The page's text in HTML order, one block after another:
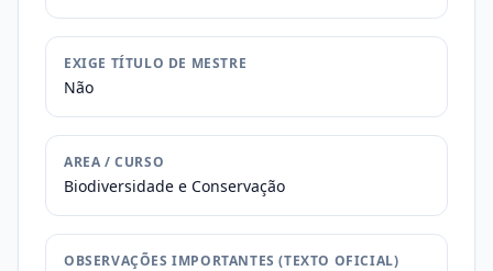
EXIGE TÍTULO DE MESTRE
Não
AREA / CURSO
Biodiversidade e Conservação
OBSERVAÇÕES IMPORTANTES (TEXTO OFICIAL)